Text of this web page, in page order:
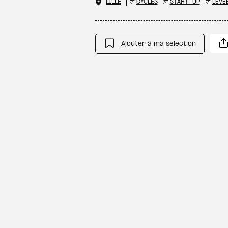
LILLE # CYCLES # START-UP #
Ajouter à ma sélection